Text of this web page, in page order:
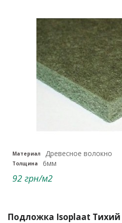
Материал Древесное волокно
Толщина 6мм
92 грн/м2
Подложка Isoplaat